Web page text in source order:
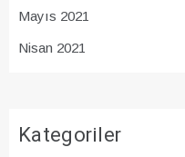
Mayıs 2021
Nisan 2021
Kategoriler